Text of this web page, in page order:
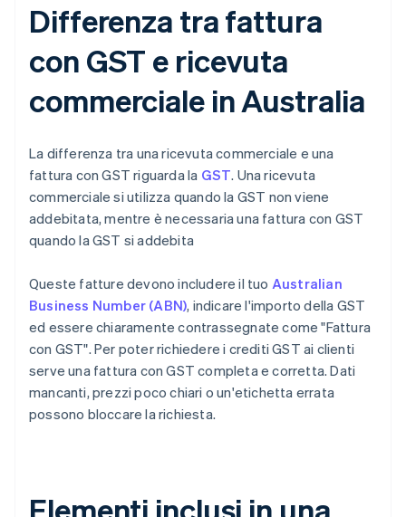
Differenza tra fattura
con GST e ricevuta
commerciale in Australia
La differenza tra una ricevuta commerciale e una
fattura con GST riguarda la GST. Una ricevuta
commerciale si utilizza quando la GST non viene
addebitata, mentre è necessaria una fattura con GST
quando la GST si addebita
Queste fatture devono includere il tuo Australian
Business Number (ABN), indicare l'importo della GST
ed essere chiaramente contrassegnate come "Fattura
con GST". Per poter richiedere i crediti GST ai clienti
serve una fattura con GST completa e corretta. Dati
mancanti, prezzi poco chiari o un'etichetta errata
possono bloccare la richiesta.